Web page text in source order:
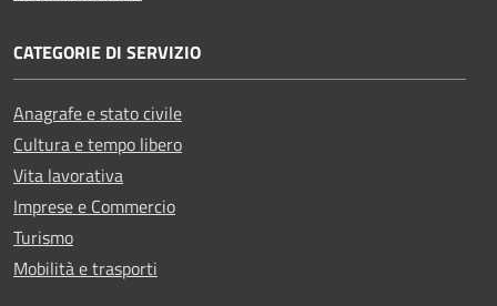
CATEGORIE DI SERVIZIO
Anagrafe e stato civile
Cultura e tempo libero
Vita lavorativa
Imprese e Commercio
Turismo
Mobilità e trasporti